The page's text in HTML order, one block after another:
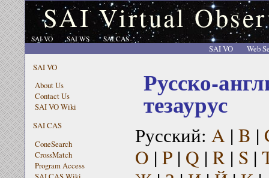
SAI Virtual
SAI VO SAI WS SAI CAS
SAI VO
Web
SAI VO
About Us
Contact Us
SAI VO Wiki
SAI CAS
ConeSearch
CrossMatch
Program Access
Русско-
тезаурус
Русский: A | B |
O | P| Q | R| S |